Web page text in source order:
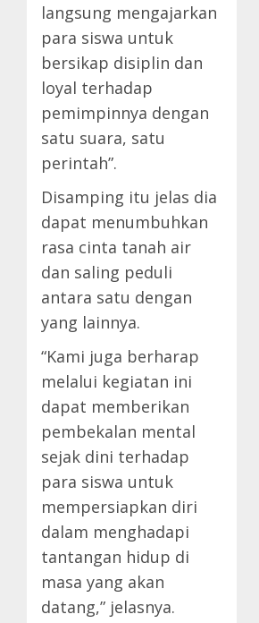
langsung mengajarkan
para siswa untuk
bersikap disiplin dan
loyal terhadap
pemimpinnya dengan
satu suara, satu
perintah”.
Disamping itu jelas dia
dapat menumbuhkan
rasa cinta tanah air
dan saling peduli
antara satu dengan
yang lainnya.
“Kami juga berharap
melalui kegiatan ini
dapat memberikan
pembekalan mental
sejak dini terhadap
para siswa untuk
mempersiapkan diri
dalam menghadapi
tantangan hidup di
masa yang akan
datang,” jelasnya.